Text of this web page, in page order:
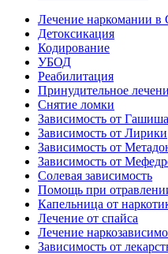
Лечение наркомании в
Детоксикация
Кодирование
УБОД
Реабилитация
Принудительное
Снятие ломки
Зависимость от Гашиша
Зависимость от Лирики
Зависимость от
Зависимость от
Солевая зависимость
Помощь при
Капельница от
Лечение от спайса
Лечение
Зависимость от